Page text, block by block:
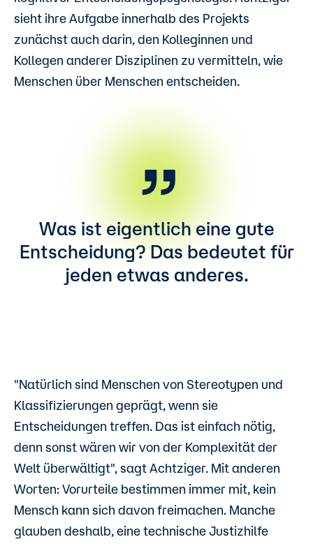
sieht ihre Aufgabe innerhalb des Projekts
zunächst auch darin, den Kolleginnen und
Kollegen anderer Disziplinen zu vermitteln, wie
Menschen über Menschen entscheiden.
Was ist eigentlich eine gute
Entscheidung? Das bedeutet für
jeden etwas anderes.
"Natürlich sind Menschen von Stereotypen und
Klassifizierungen geprägt, wenn sie
Entscheidungen treffen. Das ist einfach nötig,
denn sonst wären wir von der Komplexität der
Welt überwältigt", sagt Achtziger. Mit anderen
Worten: Vorurteile bestimmen immer mit, kein
Mensch kann sich davon freimachen. Manche
glauben deshalb, eine technische Justizhilfe